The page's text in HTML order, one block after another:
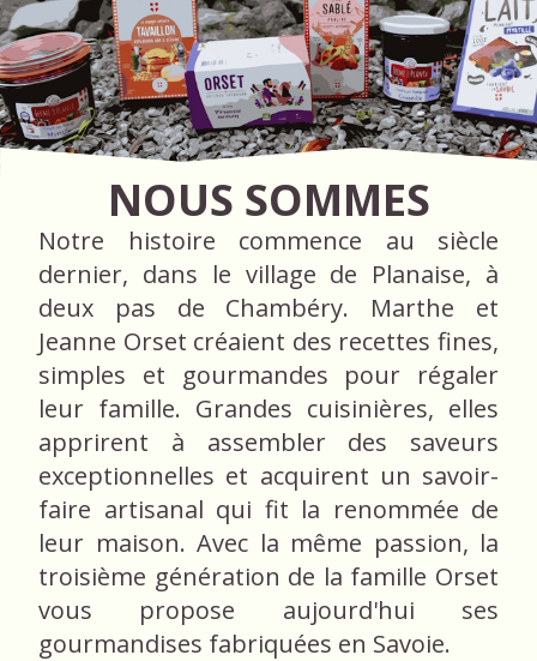
NOUS SOMMES
Notre histoire commence au siècle
dernier, dans le village de Planaise, à
deux pas de Chambéry. Marthe et
Jeanne Orset créaient des recettes fines,
simples et gourmandes pour régaler
leur famille. Grandes cuisinières, elles
apprirent à assembler des saveurs
exceptionnelles et acquirent un savoir-
faire artisanal qui fit la renommée de
leur maison. Avec la même passion, la
troisième génération de la famille Orset
vous propose aujourd'hui ses
gourmandises fabriquées en Savoie.